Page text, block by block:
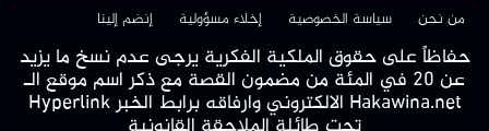
من نحن سياسة الخصوصية إخلاء مسؤولية إنضم إلينا
حفاظاً على حقوق الملكية الفكرية يرجى عدم نسخ ما يزيد
عن 20 في المئة من مضمون القصة مع ذكر اسم موقع الـ
Hakawina.net الالكتروني وارفاقه برابط الخبر Hyperlink